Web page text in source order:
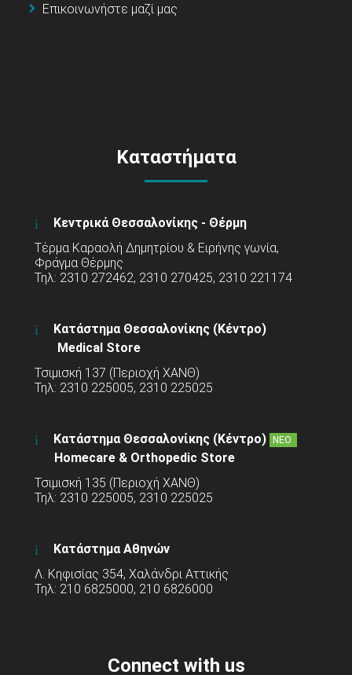
Επικοινωνήστε μαζί μας
Καταστήματα
Κεντρικά Θεσσαλονίκης - Θέρμη
Τέρμα Καραολή Δημητρίου & Ειρήνης γωνία,
Φράγμα Θέρμης
Τηλ: 2310 272462, 2310 270425, 2310 221174
Κατάστημα Θεσσαλονίκης (Κέντρο)
Medical Store
Τσιμισκή 137 (Περιοχή ΧΑΝΘ)
Τηλ: 2310 225005, 2310 225025
Κατάστημα Θεσσαλονίκης (Κέντρο) ΝΕΟ
Homecare & Orthopedic Store
Τσιμισκή 135 (Περιοχή ΧΑΝΘ)
Τηλ: 2310 225005, 2310 225025
Κατάστημα Αθηνών
Λ. Κηφισίας 354, Χαλάνδρι Αττικής
Τηλ: 210 6825000, 210 6826000
Connect with us